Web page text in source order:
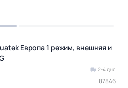
Европа 1 режим, внешняя и
2-4 дня
87846